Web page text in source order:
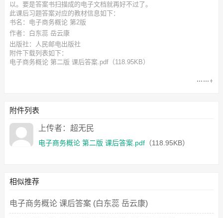
以。要是答案书扫描成的电子文档就再好不过了。
此课后习题答案对应的教材信息如下：
书名：电子商务概论 第2版
作者：白东蕊 岳云康
出版社：人民邮电出版社
附件下载列表如下：
电子商务概论 第二版 课后答案.pdf （118.95KB）
附件列表
上传者：超无民
电子商务概论 第二版 课后答案.pdf （118.95KB）
相似推荐
电子商务概论 课后答案 (白东蕊 岳云康)